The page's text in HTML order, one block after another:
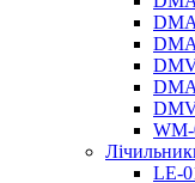
WM-
LE-